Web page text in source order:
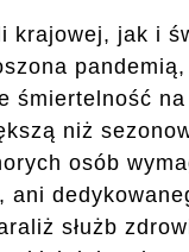
krajowej, jak i
śmiertelność na
niż
osób
ani
służb